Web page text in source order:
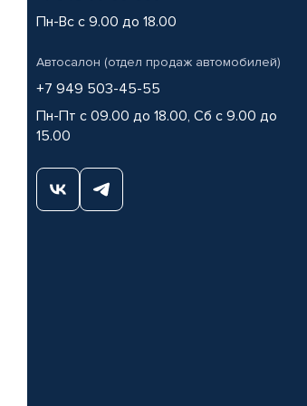
Пн-Вс с 9.00 до 18.00
Автосалон (отдел продаж автомобилей)
+7 949 503-45-55
Пн-Пт с 09.00 до 18.00, Сб с 9.00 до
15.00